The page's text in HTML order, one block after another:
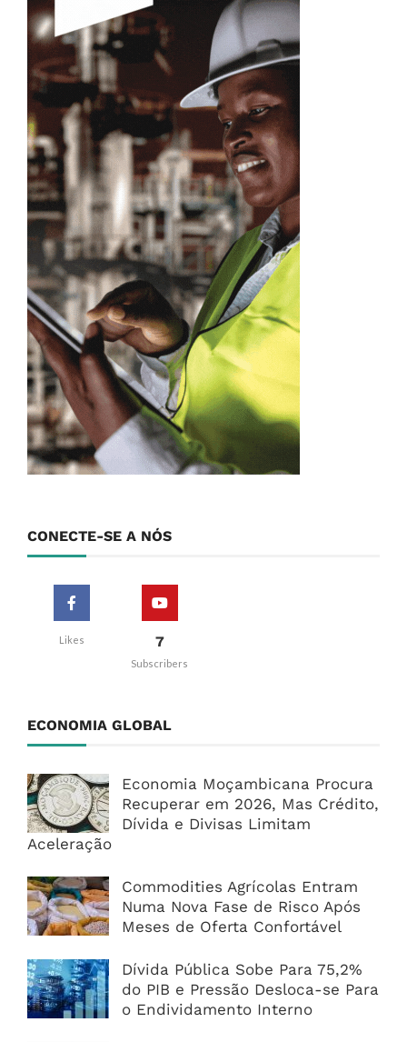
CONECTE-SE A NÓS
Likes 7
Subscribers
ECONOMIA GLOBAL
Economia Moçambicana Procura
Recuperar em 2026, Mas Crédito,
Dívida e Divisas Limitam
Aceleração
Commodities Agrícolas Entram
Numa Nova Fase de Risco Após
Meses de Oferta Confortável
Dívida Pública Sobe Para 75,2%
do PIB e Pressão Desloca-se Para
o Endividamento Interno